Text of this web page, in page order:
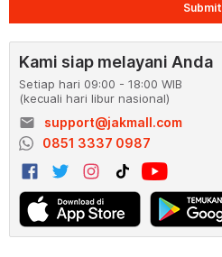
Submit
Kami siap melayani Anda
Setiap hari 09:00 - 18:00 WIB
(kecuali hari libur nasional)
email
support@jakmall.com
0851 3337 0987